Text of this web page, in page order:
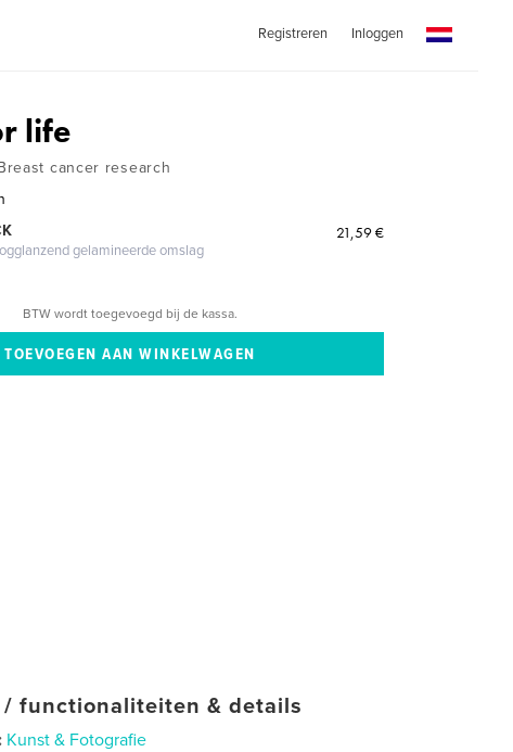
Registreren Inloggen
life
cancer research
gelamineerde omslag
21,59 €
BTW wordt toegevoegd bij de kassa.
/ functionaliteiten & details
Kunst & Fotografie